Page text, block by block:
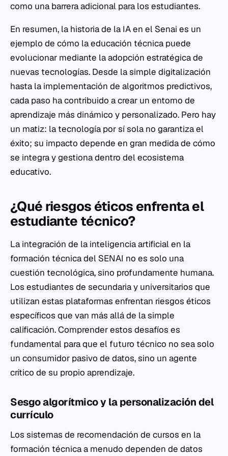
como una barrera adicional para los estudiantes.
En resumen, la historia de la IA en el Senai es un
ejemplo de cómo la educación técnica puede
evolucionar mediante la adopción estratégica de
nuevas tecnologías. Desde la simple digitalización
hasta la implementación de algoritmos predictivos,
cada paso ha contribuido a crear un entorno de
aprendizaje más dinámico y personalizado. Pero hay
un matiz: la tecnología por sí sola no garantiza el
éxito; su impacto depende en gran medida de cómo
se integra y gestiona dentro del ecosistema
educativo.
¿Qué riesgos éticos enfrenta el
estudiante técnico?
La integración de la inteligencia artificial en la
formación técnica del SENAI no es solo una
cuestión tecnológica, sino profundamente humana.
Los estudiantes de secundaria y universitarios que
utilizan estas plataformas enfrentan riesgos éticos
específicos que van más allá de la simple
calificación. Comprender estos desafíos es
fundamental para que el futuro técnico no sea solo
un consumidor pasivo de datos, sino un agente
crítico de su propio aprendizaje.
Sesgo algorítmico y la personalización del
currículo
Los sistemas de recomendación de cursos en la
formación técnica a menudo dependen de datos